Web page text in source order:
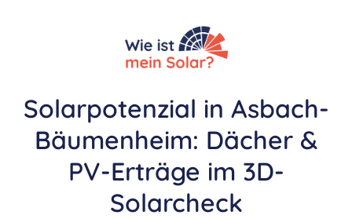
Solarpotenzial in Asbach-
Bäumenheim: Dächer &
PV-Erträge im 3D-
Solarcheck